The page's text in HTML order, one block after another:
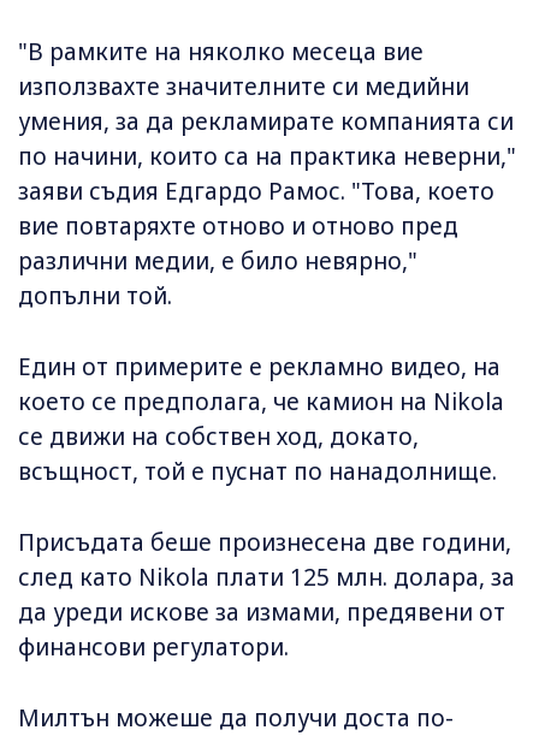
"В рамките на няколко месеца вие
използвахте значителните си медийни
умения, за да рекламирате компанията си
по начини, които са на практика неверни,"
заяви съдия Едгардо Рамос. "Това, което
вие повтаряхте отново и отново пред
различни медии, е било невярно,"
допълни той.
Един от примерите е рекламно видео, на
което се предполага, че камион на Nikola
се движи на собствен ход, докато,
всъщност, той е пуснат по нанадолнище.
Присъдата беше произнесена две години,
след като Nikola плати 125 млн. долара, за
да уреди искове за измами, предявени от
финансови регулатори.
Милтън можеше да получи доста по-